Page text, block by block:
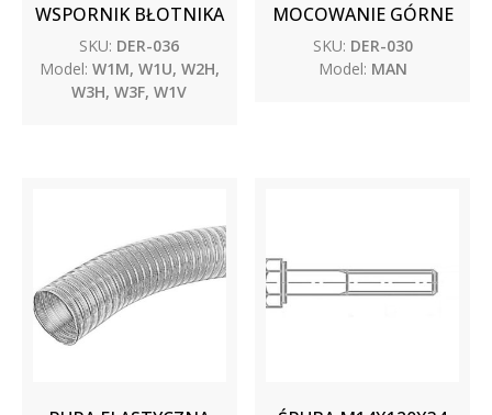
WSPORNIK BŁOTNIKA
SKU: DER-036
Model: W1M, W1U, W2H,
W3H, W3F, W1V
MOCOWANIE GÓRNE
SKU: DER-030
Model: MAN